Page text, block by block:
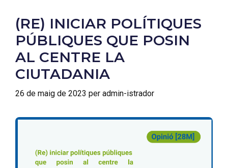
(RE) INICIAR POLÍTIQUES
PÚBLIQUES QUE POSIN
AL CENTRE LA
CIUTADANIA
26 de maig de 2023 per admin-istrador